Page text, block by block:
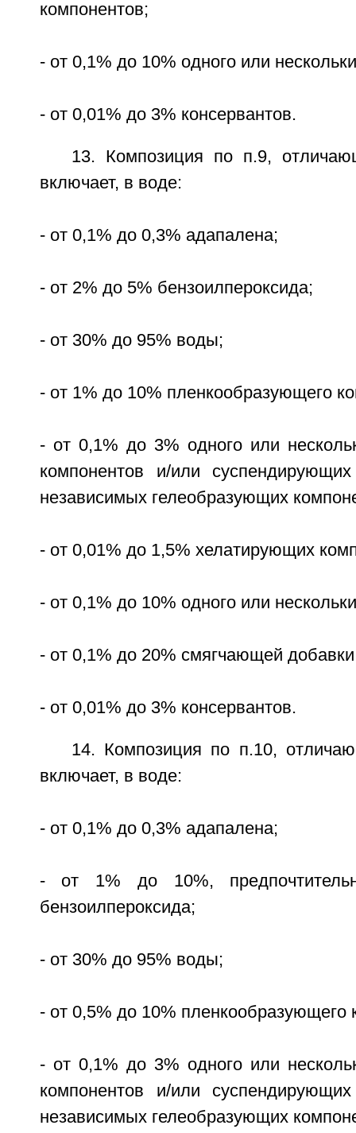
компонентов;
- от 0,1% до 10% одного или
- от 0,01% до 3% консервантов.
13. Композиция по п.9,
включает, в воде:
- от 0,1% до 0,3% адапалена;
- от 2% до 5% бензоилпероксида;
- от 30% до 95% воды;
- от 1% до 10% пленкообразующего
- от 0,1% до 3% одного или
компонентов и/или
независимых гелеобразующих
- от 0,01% до 1,5% хелатирующих
- от 0,1% до 10% одного или
- от 0,1% до 20% смягчающей
- от 0,01% до 3% консервантов.
14. Композиция по п.10,
включает, в воде:
- от 0,1% до 0,3% адапалена;
- от 1% до 10%,
бензоилпероксида;
- от 30% до 95% воды;
- от 0,5% до 10% пленкообразующего
- от 0,1% до 3% одного или
компонентов и/или
независимых гелеобразующих